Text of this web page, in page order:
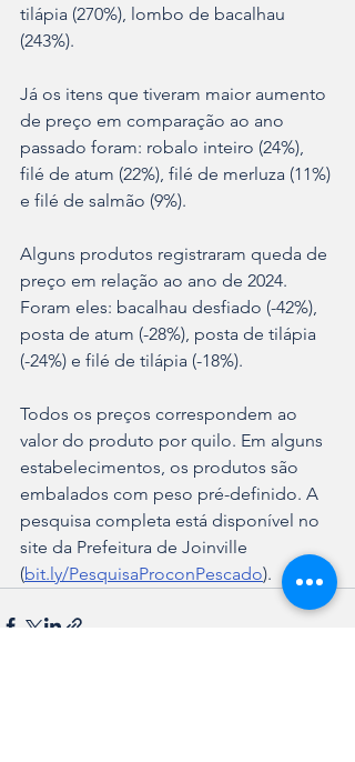
tilápia (270%), lombo de bacalhau
(243%).
Já os itens que tiveram maior aumento
de preço em comparação ao ano
passado foram: robalo inteiro (24%),
filé de atum (22%), filé de merluza (11%)
e filé de salmão (9%).
Alguns produtos registraram queda de
preço em relação ao ano de 2024.
Foram eles: bacalhau desfiado (-42%),
posta de atum (-28%), posta de tilápia
(-24%) e filé de tilápia (-18%).
Todos os preços correspondem ao
valor do produto por quilo. Em alguns
estabelecimentos, os produtos são
embalados com peso pré-definido. A
pesquisa completa está disponível no
site da Prefeitura de Joinville
(bit.ly/PesquisaProconPescado).